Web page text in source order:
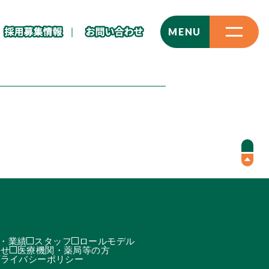
MENU
CLOSE
業績 スタッフ
ロールモデル
医療機関・薬局等の方
イバシーポリシー